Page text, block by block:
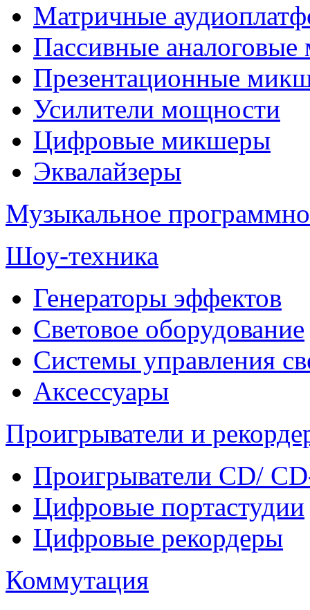
Матричные
Пассивные
Презентационные
Усилители мощности
Цифровые микшеры
Эквалайзеры
Музыкальное
Шоу-техника
Генераторы эффектов
Световое оборудование
Системы управления
Аксессуары
Проигрыватели и
Проигрыватели CD/
Цифровые портастудии
Цифровые рекордеры
Коммутация